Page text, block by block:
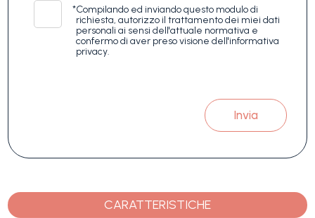
*Compilando ed inviando questo modulo di
richiesta, autorizzo il trattamento dei miei dati
personali ai sensi dell'attuale normativa e
confermo di aver preso visione dell'informativa
privacy.
Invia
CARATTERISTICHE